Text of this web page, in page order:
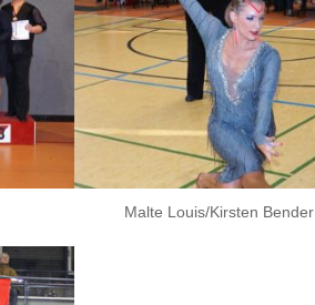
Malte Louis/Kirsten Bender